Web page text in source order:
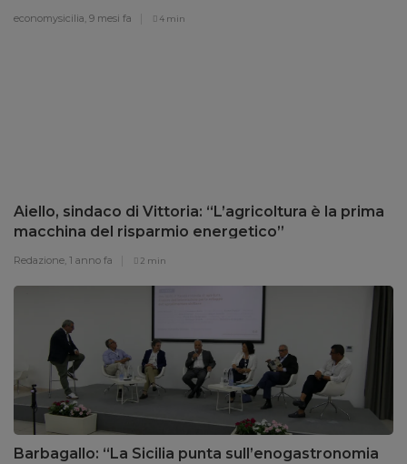
economysicilia, 9 mesi fa 4 min
Aiello, sindaco di Vittoria: “L’agricoltura è la prima
macchina del risparmio energetico”
Redazione, 1 anno fa 2 min
Barbagallo: “La Sicilia punta sull’enogastronomia